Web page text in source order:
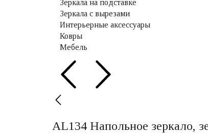
Зеркала на подставке
Зеркала с вырезами
Интерьерные аксессуары
Ковры
Мебель
AL134 Напольное зеркало,